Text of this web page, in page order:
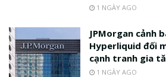
1 NGÀY AGO
JPMorgan cảnh
Hyperliquid đối
cạnh tranh gia
1 NGÀY AGO